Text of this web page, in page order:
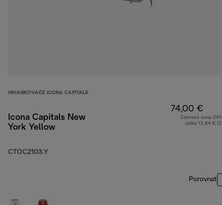
HRIANKOVAČE ICONA CAPITALS
Icona Capitals New
York Yellow
CTOC2103.Y
74,00 €
Zahrnutá suma
výške 13,84 €
Porovnať